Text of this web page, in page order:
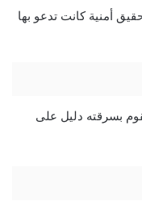
أمنية كانت تدعو بها
بسرقته دليل على